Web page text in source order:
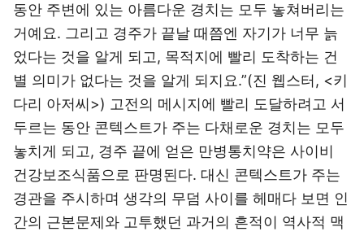
동안 주변에 있는 아름다운 경치는 모두 놓쳐버리는
거예요. 그리고 경주가 끝날 때쯤엔 자기가 너무 늙
었다는 것을 알게 되고, 목적지에 빨리 도착하는 건
별 의미가 없다는 것을 알게 되지요.”(진 웹스터, <키
다리 아저씨>) 고전의 메시지에 빨리 도달하려고 서
두르는 동안 콘텍스트가 주는 다채로운 경치는 모두
놓치게 되고, 경주 끝에 얻은 만병통치약은 사이비
건강보조식품으로 판명된다. 대신 콘텍스트가 주는
경관을 주시하며 생각의 무덤 사이를 헤매다 보면 인
간의 근본문제와 고투했던 과거의 흔적이 역사적 맥